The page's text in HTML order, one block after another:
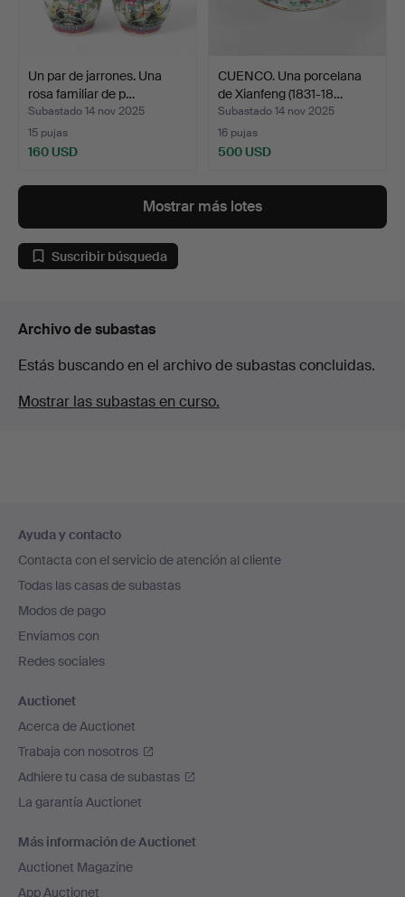
Un par de jarrones. Una
rosa familiar de p…
Subastado 14 nov 2025
15 pujas
160 USD
CUENCO. Una porcelana
de Xianfeng (1831-18…
Subastado 14 nov 2025
16 pujas
500 USD
Mostrar más lotes
Suscribir búsqueda
Archivo de subastas
Estás buscando en el archivo de subastas concluidas.
Mostrar las subastas en curso.
en
el
pie
de
página
Ayuda y contacto
Contacta con el servicio de atención al cliente
Todas las casas de subastas
Modos de pago
Enviamos con
Redes sociales
Auctionet
Acerca de Auctionet
Trabaja con nosotros
Adhiere tu casa de subastas
La garantía Auctionet
Más información de Auctionet
Auctionet Magazine
App Auctionet